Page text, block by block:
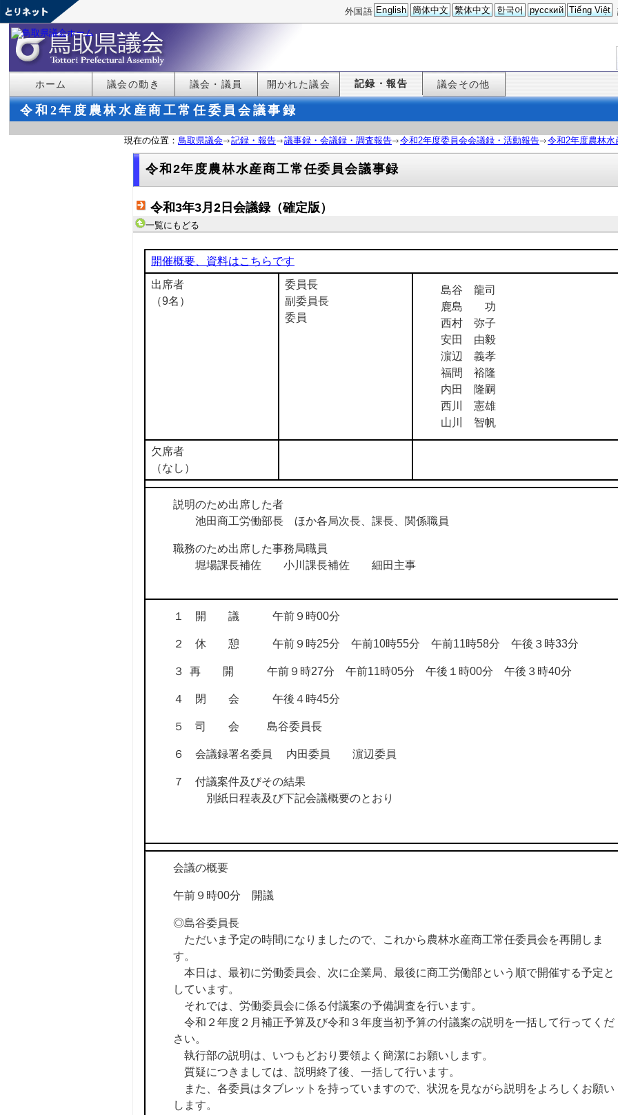
外国語 English 簡体中文 繁体中文 한국어 русский Tiếng Việt
ホーム 議会の動き 議会・議員 開かれた議会 記録・報告 議会その他
令和2年度農林水産商工常任委員会議事録
現在の位置： 鳥取県議会 記録・報告 議事録・会議録・調査報告 令和2年度委員会会議録・活動報告 令和2年度農林
令和2年度農林水産商工常任委員会議事録
令和3年3月2日会議録（確定版）
一覧にもどる
開催概要、資料はこちらです
出席者
（9名）
委員長
副委員長
委員
島谷 龍司
鹿島 功
西村 弥子
安田 由毅
濵辺 義孝
福間 裕隆
内田 隆嗣
西川 憲雄
山川 智帆
欠席者
（なし）
説明のため出席した者
池田商工労働部長 ほか各局次長、課長、関係職員
職務のため出席した事務局職員
堀場課長補佐 小川課長補佐 細田主事
１ 開 議 午前９時00分
２ 休 憩 午前９時25分 午前10時55分 午前11時58分 午後３時33分
３ 再 開 午前９時27分 午前11時05分 午後１時00分 午後３時40分
４ 閉 会 午後４時45分
５ 司 会 島谷委員長
６ 会議録署名委員 内田委員 濵辺委員
７ 付議案件及びその結果
別紙日程表及び下記会議概要のとおり
会議の概要
午前９時00分 開議
◎島谷委員長
ただいま予定の時間になりましたので、これから農林水産商工常任委員会を再開しま
す。
本日は、最初に労働委員会、次に企業局、最後に商工労働部という順で開催する予定と
しています。
それでは、労働委員会に係る付議案の予備調査を行います。
令和２年度２月補正予算及び令和３年度当初予算の付議案の説明を一括して行ってくだ
さい。
執行部の説明は、いつもどおり要領よく簡潔にお願いします。
質疑につきましては、説明終了後、一括して行います。
また、各委員はタブレットを持っていますので、状況を見ながら説明をよろしくお願い
します。